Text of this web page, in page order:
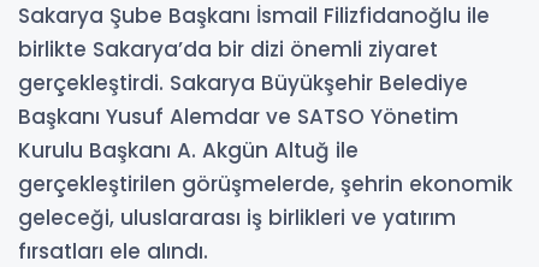
Sakarya Şube Başkanı İsmail Filizfidanoğlu ile
birlikte Sakarya’da bir dizi önemli ziyaret
gerçekleştirdi. Sakarya Büyükşehir Belediye
Başkanı Yusuf Alemdar ve SATSO Yönetim
Kurulu Başkanı A. Akgün Altuğ ile
gerçekleştirilen görüşmelerde, şehrin ekonomik
geleceği, uluslararası iş birlikleri ve yatırım
fırsatları ele alındı.